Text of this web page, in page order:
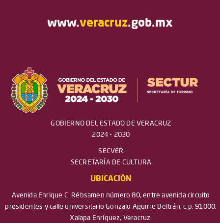
www.veracruz.gob.mx
GOBIERNO DEL ESTADO DE VERACRUZ
2024 - 2030
SECVER
SECRETARÍA DE CULTURA
UBICACIÓN
Avenida Enrique C. Rébsamen número 80, entre avenida circuito
presidentes y calle universitario Gonzalo Aguirre Beltrán, c.p. 91000,
Xalapa Enríquez, Veracruz.